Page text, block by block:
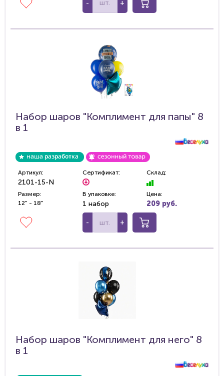
- +
Набор шаров "Комплимент для папы" 8
в 1
Артикул:
2101-15-N
Сертификат: Склад:
Размер:
12" - 18"
В упаковке:
1 набор
Цена:
209 руб.
- +
Набор шаров "Комплимент для него" 8
в 1